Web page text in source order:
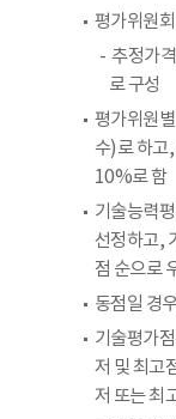
평가위원
추정가
로 구성
평가위원
수)로 하고
10%로 함
기술능력
선정하고,
점 순으로
동점일 경
기술평가
저 및 최고
저 또는 최